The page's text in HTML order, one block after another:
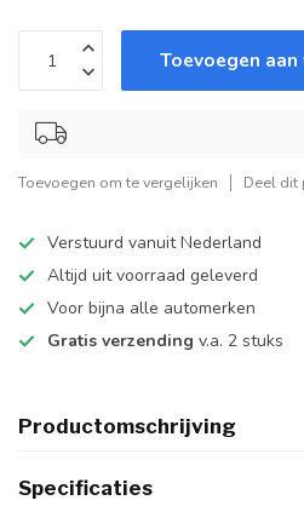
Toevoegen
Toevoegen om te vergelijken Deel dit
Verstuurd vanuit Nederland
Altijd uit voorraad geleverd
Voor bijna alle automerken
Gratis verzending v.a. 2 stuks
Productomschrijving
Specificaties